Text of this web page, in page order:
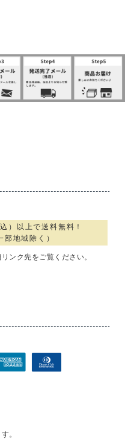
）以上で送料無料！
部地域除く）
ンク先をご覧ください。
。